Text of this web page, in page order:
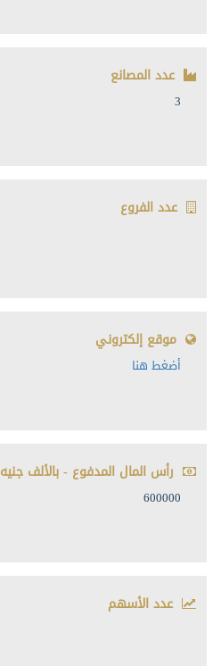
عدد المصانع
3
عدد الفروع
موقع إلكتروني
أضغط هنا
رأس المال المدفوع - بالألف جنيه
600000
عدد الأسهم